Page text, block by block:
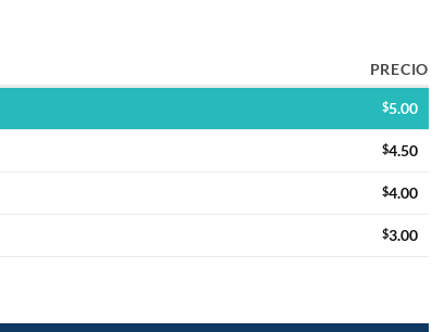
PRECIO
$5.00
$4.50
$4.00
$3.00